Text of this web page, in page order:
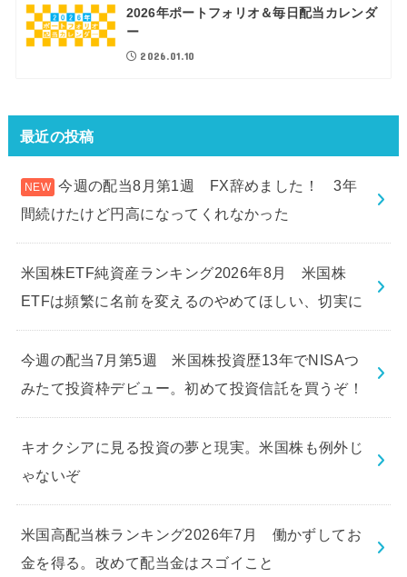
2026年ポートフォリオ＆毎日配当カレンダ
ー
2026.01.10
最近の投稿
今週の配当8月第1週 FX辞めました！ 3年
間続けたけど円高になってくれなかった
米国株ETF純資産ランキング2026年8月 米国株
ETFは頻繁に名前を変えるのやめてほしい、切実に
今週の配当7月第5週 米国株投資歴13年でNISAつ
みたて投資枠デビュー。初めて投資信託を買うぞ！
キオクシアに見る投資の夢と現実。米国株も例外じ
ゃないぞ
米国高配当株ランキング2026年7月 働かずしてお
金を得る。改めて配当金はスゴイこと